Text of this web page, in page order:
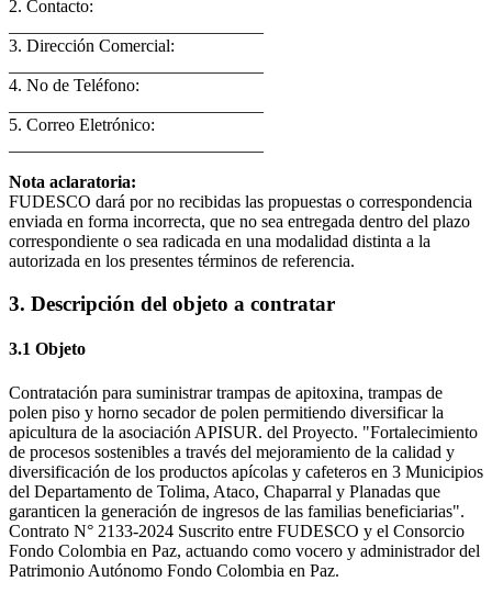
2. Contacto:
3. Dirección Comercial:
4. No de Teléfono:
5. Correo Eletrónico:
Nota aclaratoria:
FUDESCO dará por no recibidas las propuestas o correspondencia
enviada en forma incorrecta, que no sea entregada dentro del plazo
correspondiente o sea radicada en una modalidad distinta a la
autorizada en los presentes términos de referencia.
3. Descripción del objeto a contratar
3.1 Objeto
Contratación para suministrar trampas de apitoxina, trampas de
polen piso y horno secador de polen permitiendo diversificar la
apicultura de la asociación APISUR. del Proyecto. "Fortalecimiento
de procesos sostenibles a través del mejoramiento de la calidad y
diversificación de los productos apícolas y cafeteros en 3 Municipios
del Departamento de Tolima, Ataco, Chaparral y Planadas que
garanticen la generación de ingresos de las familias beneficiarias".
Contrato N° 2133-2024 Suscrito entre FUDESCO y el Consorcio
Fondo Colombia en Paz, actuando como vocero y administrador del
Patrimonio Autónomo Fondo Colombia en Paz.